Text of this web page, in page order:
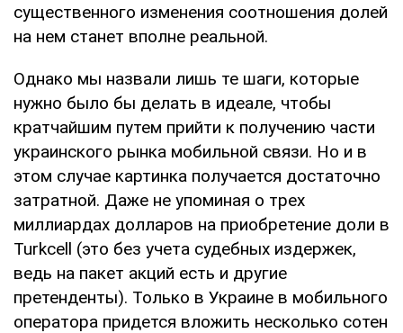
существенного изменения соотношения долей
на нем станет вполне реальной.
Однако мы назвали лишь те шаги, которые
нужно было бы делать в идеале, чтобы
кратчайшим путем прийти к получению части
украинского рынка мобильной связи. Но и в
этом случае картинка получается достаточно
затратной. Даже не упоминая о трех
миллиардах долларов на приобретение доли в
Turkcell (это без учета судебных издержек,
ведь на пакет акций есть и другие
претенденты). Только в Украине в мобильного
оператора придется вложить несколько сотен